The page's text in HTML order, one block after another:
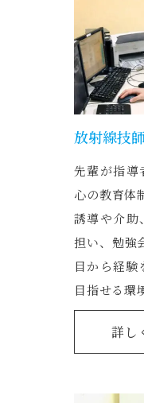
放射線技
先輩が指導
心の教育体
誘導や介助
担い、勉強
目から経験
目指せる環
詳し